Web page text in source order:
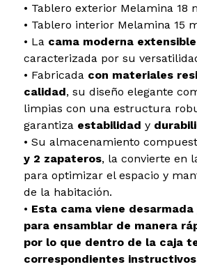
• Tablero exterior Melamina 18
• Tablero interior Melamina 15
• La cama moderna extensible
caracterizada por su
• Fabricada con materiales
calidad, su diseño elegante
limpias con una estructura
garantiza estabilidad y
• Su almacenamiento
y 2 zapateros, la convierte en
para optimizar el espacio y
de la habitación.
• Esta cama viene
para ensamblar de manera
por lo que dentro de la caja
correspondientes